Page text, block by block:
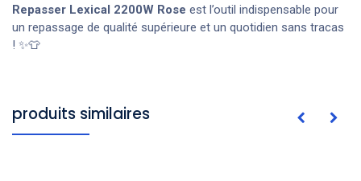
Repasser Lexical 2200W Rose est l’outil indispensable pour
un repassage de qualité supérieure et un quotidien sans tracas
! ✨👕
produits similaires